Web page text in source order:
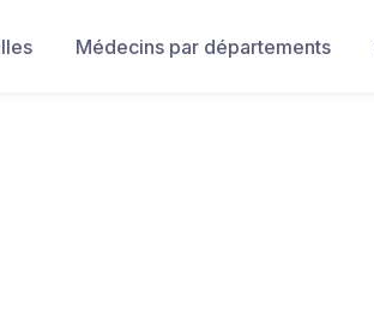
Médecins par départements